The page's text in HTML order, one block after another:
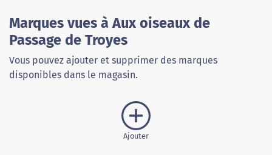
Marques vues à Aux oiseaux de
Passage de Troyes
Vous pouvez ajouter et supprimer des marques
disponibles dans le magasin.
Ajouter